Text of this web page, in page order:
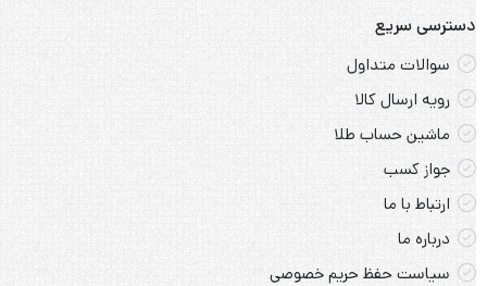
دسترسی سریع
سوالات متداول
رویه ارسال کالا
ماشین حساب طلا
جواز کسب
ارتباط با ما
درباره ما
سیاست حفظ حریم خصوصی